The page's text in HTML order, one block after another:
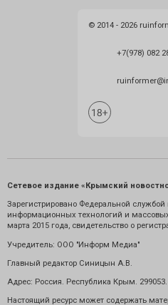
© 2014 - 2026
+7(978) 082
Сетевое издание «Крымский
Зарегистрировано Федеральной службой
информационных технологий и
марта 2015 года, свидетельство о
Учредитель: ООО "Информ Медиа"
Главный редактор Синицын А.В.
Адрес: Россия. Республика Крым.
Настоящий ресурс может содержать